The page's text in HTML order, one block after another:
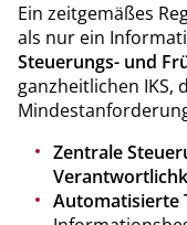
Ein zeitgemäßes
als nur ein
Steuerungs- und
ganzheitlichen IKS,
Zentrale
Automatisierte